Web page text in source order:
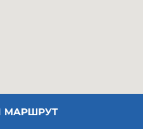
МАРШРУТ